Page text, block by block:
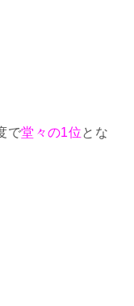
で堂々の1位とな